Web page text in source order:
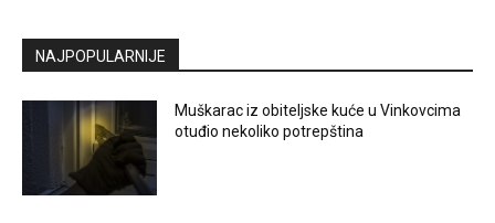
NAJPOPULARNIJE
Muškarac iz obiteljske kuće u Vinkovcima
otuđio nekoliko potrepština